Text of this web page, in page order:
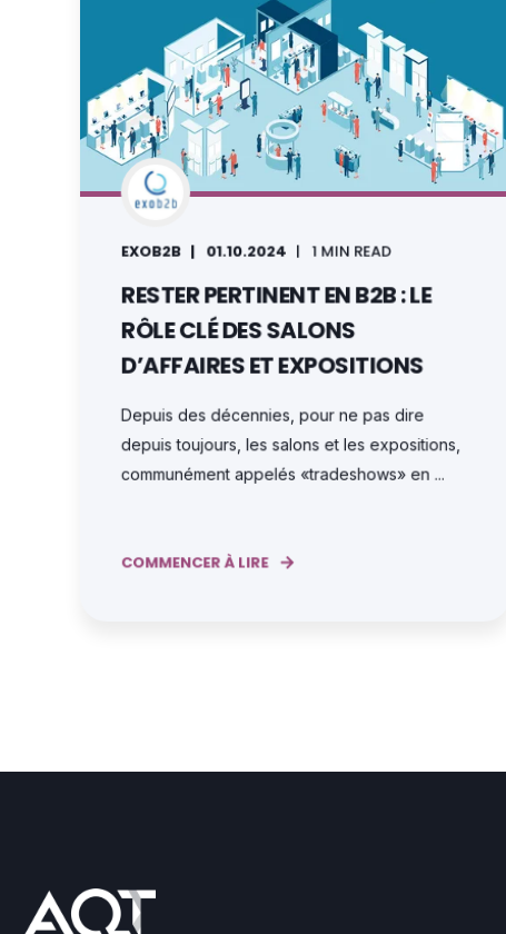
EXOB2B 01.10.2024 1 MIN READ
RESTER PERTINENT EN B2B : LE
RÔLE CLÉ DES SALONS
D’AFFAIRES ET EXPOSITIONS
Depuis des décennies, pour ne pas dire
depuis toujours, les salons et les expositions,
communément appelés «tradeshows» en ...
COMMENCER À LIRE